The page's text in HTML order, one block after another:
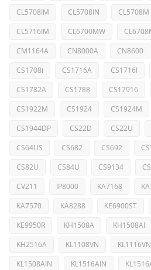
CL5708IM
CL5708IN CL5708M
CL5716IM
CL6700MW
CM1164A
CN8000A CN8600
CS1708i
CS1716A CS1716I
CS1782A
CS1788 CS17916
CS1922M
CS1924 CS1924M
CS1944DP
CS22D CS22U
CS64US
CS682 CS692
CS82U
CS84U CS9134
CV211
IP8000 KA7168
KA7570
KA8288 KE6900ST
KE9950R
KH1508A KH1508AI
KH2516A
KL1108VN KL1116VN
KL1508AIN
KL1516AIN